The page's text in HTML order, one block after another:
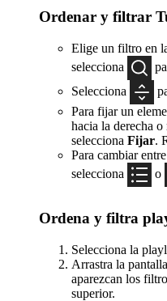
Ordenar y filtrar
Elige un filtro en
selecciona
Selecciona
Para fijar un
hacia la derecha
selecciona Fijar.
Para cambiar
selecciona
o
Ordena y filtra
Selecciona la
Arrastra la
aparezcan los
superior.